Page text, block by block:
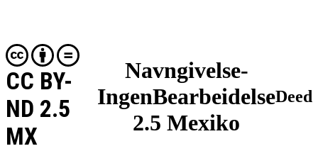
Navngivelse-
IngenBearbeidelse
2.5 Mexiko
CC BY-
ND 2.5
MX
Deed